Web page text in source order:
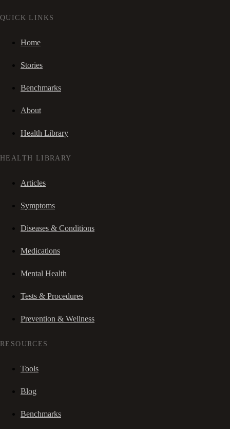
QUICK LINKS
Home
Stories
Benchmarks
About
Health Library
HEALTH LIBRARY
Articles
Symptoms
Diseases & Conditions
Medications
Mental Health
Tests & Procedures
Prevention & Wellness
RESOURCES
Tools
Blog
Benchmarks